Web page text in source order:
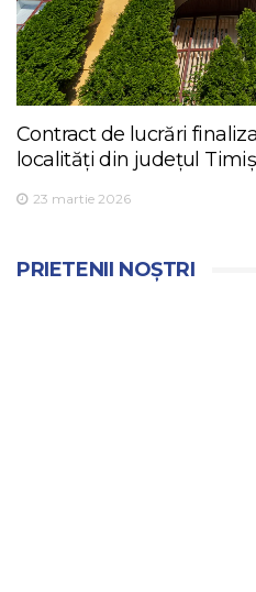
Contract de lucrări
localități din județul Timiș
23 martie 2026
PRIETENII NOȘTRI